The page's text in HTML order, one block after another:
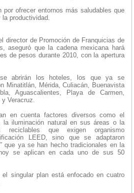
ofrecer entornos más saludables que
la productividad.
director de Promoción de Franquicias de
aseguró que la cadena mexicana hará
de pesos durante 2010, con la apertura
abrirán los hoteles, los que ya se
Minatitlán, Mérida, Culiacán, Buenavista
Aguascalientes, Playa de Carmen,
y Veracruz.
en cuenta factores diversos como el
la iluminación natural en sus áreas o la
reciclables que exigen organismo
LEED, sino que se adaptaron
que ya se han hecho tradicionales en la
se aplican en cada uno de sus 50
singular plan está enfocado en cuatro